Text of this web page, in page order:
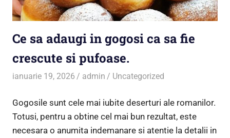
Ce sa adaugi in gogosi ca sa fie
crescute si pufoase.
ianuarie 19, 2026 admin Uncategorized
Gogosile sunt cele mai iubite deserturi ale romanilor.
Totusi, pentru a obtine cel mai bun rezultat, este
necesara o anumita indemanare si atentie la detalii in